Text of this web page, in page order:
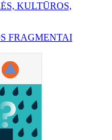
KULTŪROS,
FRAGMENTAI